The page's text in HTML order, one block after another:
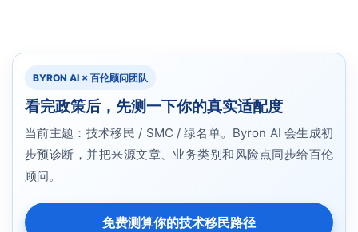
咨
BYRON AI × 百伦顾问团队
看完政策后，先测一下你的真实适配度
当前主题：技术移民 / SMC / 绿名单。Byron AI 会生成初
步预诊断，并把来源文章、业务类别和风险点同步给百伦
顾问。
免费测算你的技术移民路径